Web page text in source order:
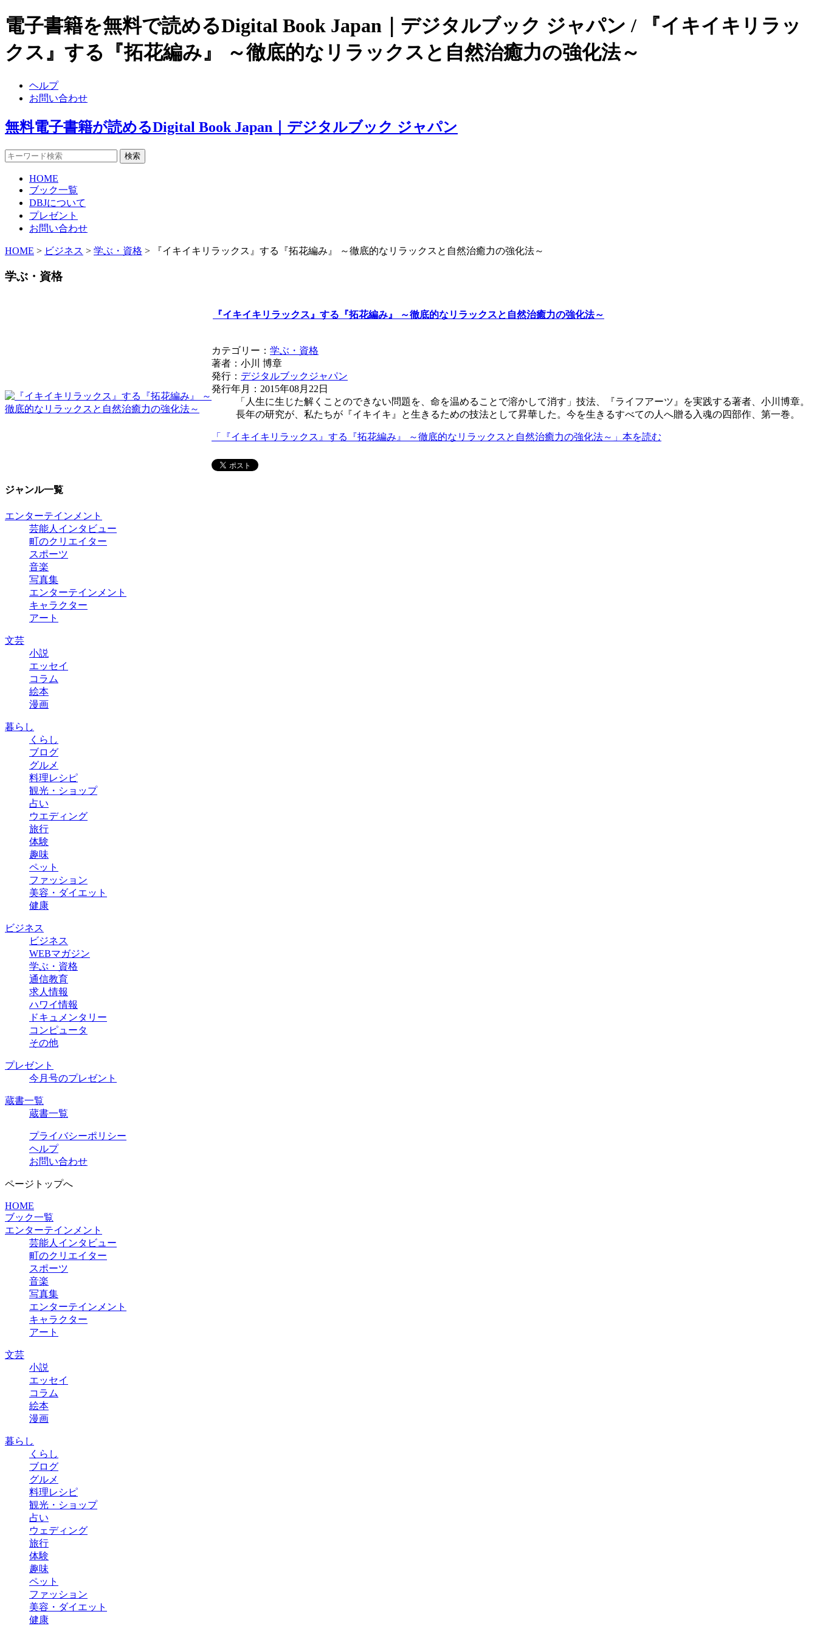
電子書籍を無料で読めるDigital Book Japan｜デジタルブック ジャパン / 『イキイキリラッ
クス』する『拓花編み』 ～徹底的なリラックスと自然治癒力の強化法～
ヘルプ
お問い合わせ
無料電子書籍が読めるDigital Book Japan｜デジタルブック ジャパン
HOME
ブック一覧
DBJについて
プレゼント
お問い合わせ
HOME > ビジネス > 学ぶ・資格 > 『イキイキリラックス』する『拓花編み』 ～徹底的なリラックスと自然治癒力の強化法～
学ぶ・資格
『イキイキリラックス』する『拓花編み』 ～徹底的なリラックスと自然治癒力の強化法～
カテゴリー： 学ぶ・資格
著者：小川 博章
発行： デジタルブックジャパン
発行年月：2015年08月22日
「人生に生じた解くことのできない問題を、命を温めることで溶かして消す」技法、『ライフアーツ』を実践する著者、小川博章。
長年の研究が、私たちが『イキイキ』と生きるための技法として昇華した。今を生きるすべての人へ贈る入魂の四部作、第一巻。
「『イキイキリラックス』する『拓花編み』 ～徹底的なリラックスと自然治癒力の強化法～」本を読む
ジャンル一覧
エンターテインメント
芸能人インタビュー
町のクリエイター
スポーツ
音楽
写真集
エンターテインメント
キャラクター
アート
文芸
小説
エッセイ
コラム
絵本
漫画
暮らし
くらし
ブログ
グルメ
料理レシピ
観光・ショップ
占い
ウエディング
旅行
体験
趣味
ペット
ファッション
美容・ダイエット
健康
ビジネス
ビジネス
WEBマガジン
学ぶ・資格
通信教育
求人情報
ハワイ情報
ドキュメンタリー
コンピュータ
その他
プレゼント
今月号のプレゼント
蔵書一覧
蔵書一覧
プライバシーポリシー
ヘルプ
お問い合わせ
ページトップへ
HOME
ブック一覧
エンターテインメント
芸能人インタビュー
町のクリエイター
スポーツ
音楽
写真集
エンターテインメント
キャラクター
アート
文芸
小説
エッセイ
コラム
絵本
漫画
暮らし
くらし
ブログ
グルメ
料理レシピ
観光・ショップ
占い
ウェディング
旅行
体験
趣味
ペット
ファッション
美容・ダイエット
健康